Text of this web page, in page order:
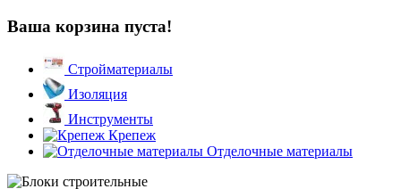
Ваша корзина пуста!
Стройматериалы
Изоляция
Инструменты
Крепеж
Отделочные материалы